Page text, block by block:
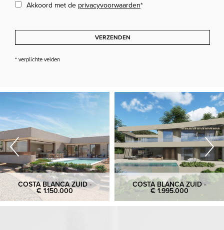
Akkoord met de privacyvoorwaarden*
VERZENDEN
* verplichte velden
COSTA BLANCA ZUID -
€ 1.150.000
COSTA BLANCA ZUID -
€ 1.995.000